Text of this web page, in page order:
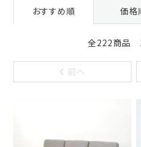
おすすめ順 価格
全222商品
前へ